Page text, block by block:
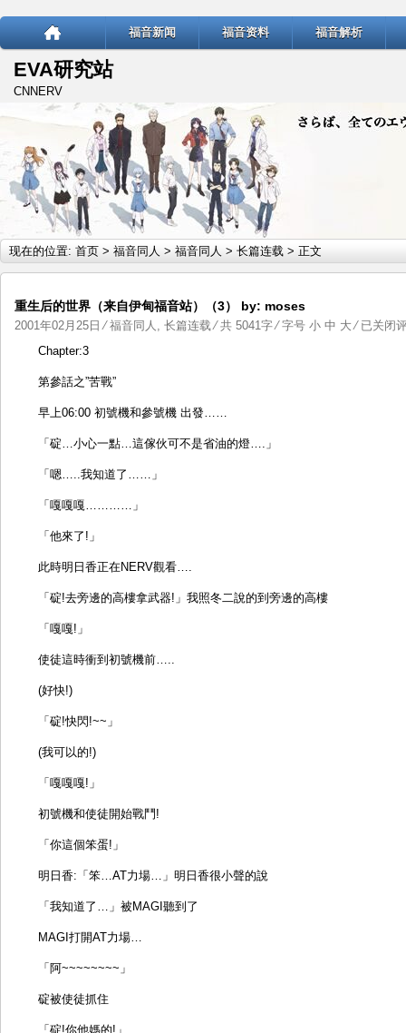
福音新闻 福音资料 福音解析
EVA研究站
CNNERV
现在的位置: 首页 > 福音同人 > 福音同人 > 长篇连载 > 正文
重生后的世界（来自伊甸福音站）（3） by: moses
2001年02月25日 ⁄福音同人 , 长篇连载⁄ 共 5041字 ⁄ 字号 小 中 大 ⁄ 重
已关闭
Chapter:3
第參話之”苦戰”
早上06:00 初號機和參號機 出發……
「碇…小心一點…這傢伙可不是省油的燈….」
「嗯…..我知道了……」
「嘎嘎嘎…………」
「他來了!」
此時明日香正在NERV觀看….
「碇!去旁邊的高樓拿武器!」我照冬二說的到旁邊的高樓
「嘎嘎!」
使徒這時衝到初號機前…..
(好快!)
「碇!快閃!~~」
(我可以的!)
「嘎嘎嘎!」
初號機和使徒開始戰鬥!
「你這個笨蛋!」
明日香:「笨…AT力場…」明日香很小聲的說
「我知道了…」被MAGI聽到了
MAGI打開AT力場…
「阿~~~~~~~~」
碇被使徒抓住
「碇!你他媽的!」